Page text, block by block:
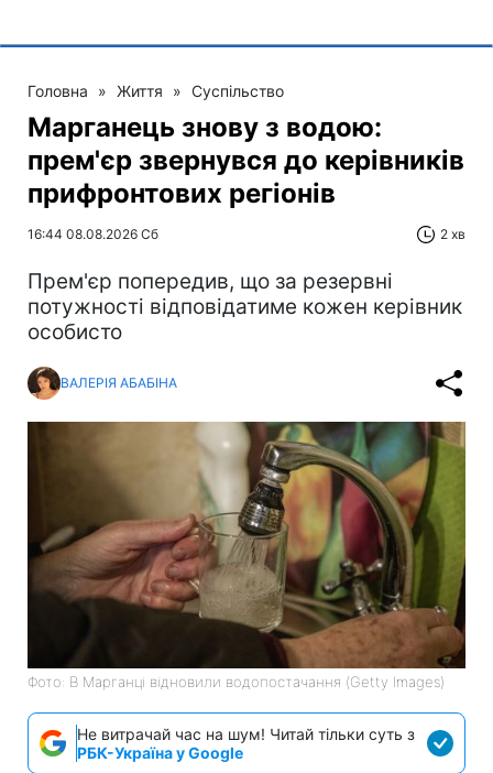
Головна » Життя » Суспільство
Марганець знову з водою:
прем'єр звернувся до керівників
прифронтових регіонів
16:44 08.08.2026 Сб 2 хв
Прем'єр попередив, що за резервні
потужності відповідатиме кожен керівник
особисто
ВАЛЕРІЯ АБАБІНА
Фото: В Марганці відновили водопостачання (Getty Images)
Не витрачай час на шум! Читай тільки суть з
РБК-Україна у Google